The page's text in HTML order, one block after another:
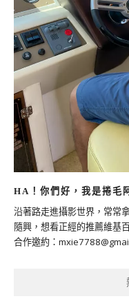
HA！你們好，我是捲毛
沿著路走進攝影世界，常常
隨興，想看正經的推薦維
合作邀約：